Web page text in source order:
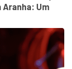
Aranha: Um